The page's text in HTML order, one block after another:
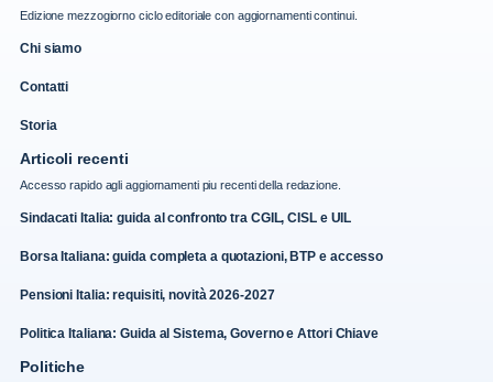
Edizione mezzogiorno ciclo editoriale con aggiornamenti continui.
Chi siamo
Contatti
Storia
Articoli recenti
Accesso rapido agli aggiornamenti piu recenti della redazione.
Sindacati Italia: guida al confronto tra CGIL, CISL e UIL
Borsa Italiana: guida completa a quotazioni, BTP e accesso
Pensioni Italia: requisiti, novità 2026-2027
Politica Italiana: Guida al Sistema, Governo e Attori Chiave
Politiche